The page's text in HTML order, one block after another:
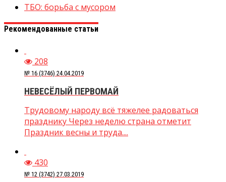
ТБО: борьба с мусором
Рекомендованные статьи
208
№ 16 (3746) 24.04.2019
НЕВЕСЁЛЫЙ ПЕРВОМАЙ
Трудовому народу всё тяжелее радоваться
празднику Через неделю страна отметит
Праздник весны и труда....
430
№ 12 (3742) 27.03.2019